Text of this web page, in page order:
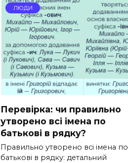
ЛЮДИ
Перевірка: чи правильно
утворено всі імена по
батькові в рядку?
Правильно утворено всі імена по
батькові в рядку: детальний